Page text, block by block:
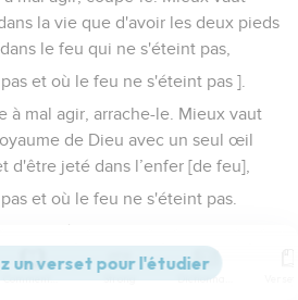
la vie que d'avoir les deux pieds
le feu qui ne s'éteint pas,
et où le feu ne s'éteint pas ].
à mal agir, arrache-le. Mieux vaut
de Dieu avec un seul œil
d'être jeté dans l’enfer [de feu],
et où le feu ne s'éteint pas.
salé de feu [et tout sacrifice
Commentaires Strong